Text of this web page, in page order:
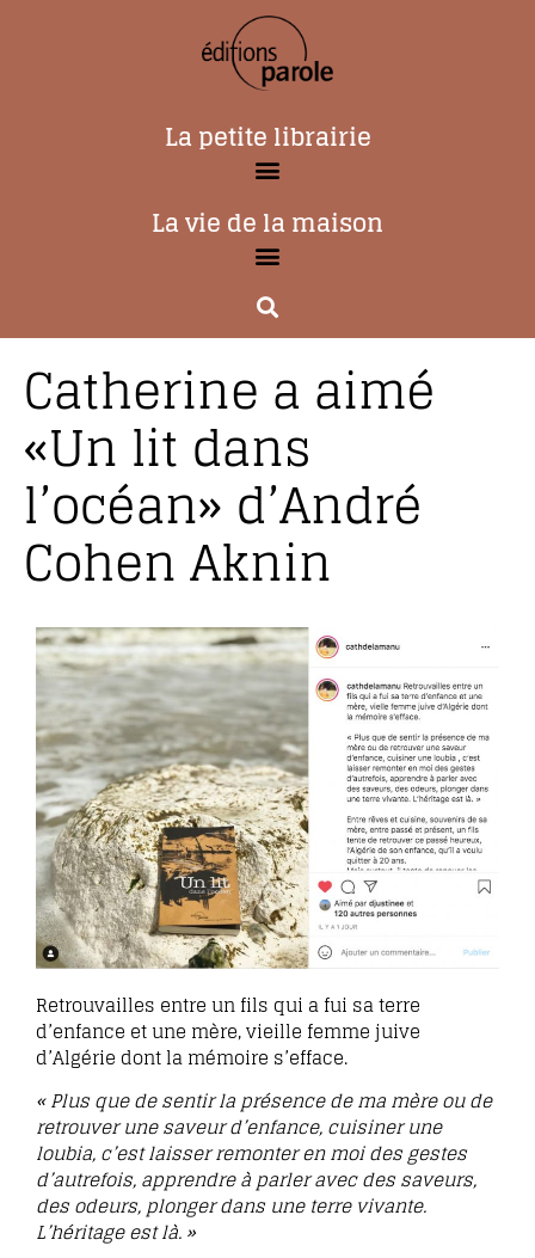
La petite librairie
La vie de la maison
Catherine a aimé
«Un lit dans
l’océan» d’André
Cohen Aknin
Retrouvailles entre un fils qui a fui sa terre
d’enfance et une mère, vieille femme juive
d’Algérie dont la mémoire s’efface.
« Plus que de sentir la présence de ma mère ou de
retrouver une saveur d’enfance, cuisiner une
loubia, c’est laisser remonter en moi des gestes
d’autrefois, apprendre à parler avec des saveurs,
des odeurs, plonger dans une terre vivante.
L’héritage est là. »